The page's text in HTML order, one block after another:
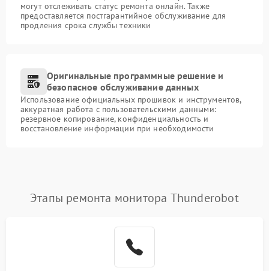
могут отслеживать статус ремонта онлайн. Также
предоставляется постгарантийное обслуживание для
продления срока службы техники
Оригинальные программные решение и
безопасное обслуживание данных
Использование официальных прошивок и инструментов,
аккуратная работа с пользовательскими данными:
резервное копирование, конфиденциальность и
восстановление информации при необходимости
Этапы ремонта монитора Thunderobot